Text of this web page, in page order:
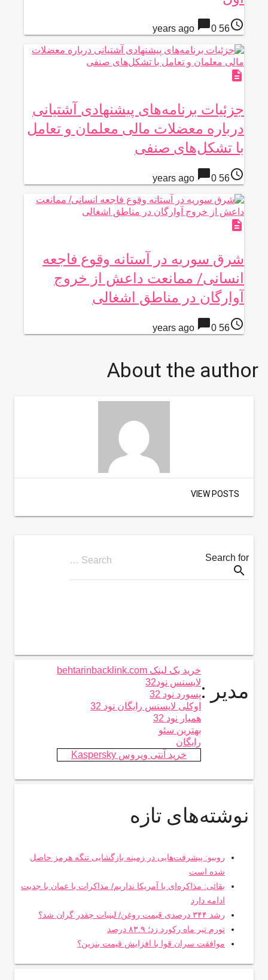
access_time
56 years ago
chat_bubble0
description
جزئیات برنامه‌های پیشنهادی آشتیانی
درباره معضلات مالی معلمان و تعامل
با تشکل‌های صنفی
access_time
56 years ago
chat_bubble0
description
شرق سوریه در آستانه وقوع فاجعه
انسانی/ ممانعت داعش از خروج
آوارگان در مناطق اشغالی
access_time
56 years ago
chat_bubble0
About the author
VIEW POSTS
Search for
Search …
search
مدیر :
خرید بک لینک behtarinbacklink.com
لایسنس نود32
پسورد نود 32
اوکلی لایسنس رایگان نود 32
همیار نود 32
بهترین سئو
رایگان
خرید آنتی ویروس Kaspersky
نوشته‌های تازه
روبیو: پیشرفت‌هایی در زمینه بازگشایی تنگه هرمز حاصل
شده است
بقائی: مذاکره‌ای با آمریکا نداریم/ مذاکرات با عمان با جدیت
ادامه دارد
رشد ۳۴۴ درصدی قیمت روغن/ لبنیات چقدر گران شد؟
تورم تیر ماه رکورد زد؛ ۸۳.۹ درصد
موافقت سران قوا با افزایش قیمت بنزین؟